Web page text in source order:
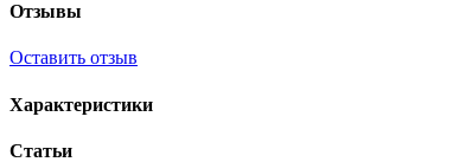
Отзывы
Оставить отзыв
Характеристики
Статьи